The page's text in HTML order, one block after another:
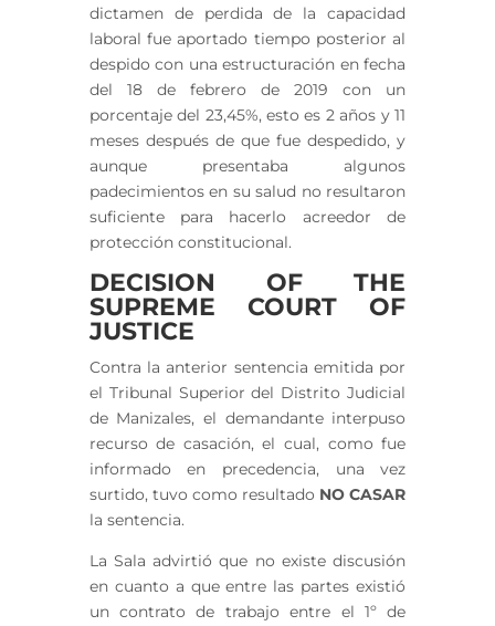
dictamen de perdida de la capacidad
laboral fue aportado tiempo posterior al
despido con una estructuración en fecha
del 18 de febrero de 2019 con un
porcentaje del 23,45%, esto es 2 años y 11
meses después de que fue despedido, y
aunque presentaba algunos
padecimientos en su salud no resultaron
suficiente para hacerlo acreedor de
protección constitucional.
DECISION OF THE
SUPREME COURT OF
JUSTICE
Contra la anterior sentencia emitida por
el Tribunal Superior del Distrito Judicial
de Manizales, el demandante interpuso
recurso de casación, el cual, como fue
informado en precedencia, una vez
surtido, tuvo como resultado NO CASAR
la sentencia.
La Sala advirtió que no existe discusión
en cuanto a que entre las partes existió
un contrato de trabajo entre el 1º de